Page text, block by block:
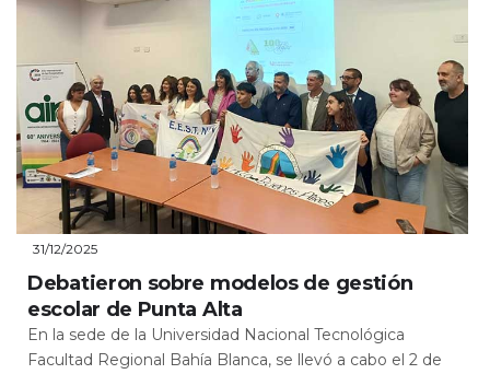
31/12/2025
Debatieron sobre modelos de gestión
escolar de Punta Alta
En la sede de la Universidad Nacional Tecnológica
Facultad Regional Bahía Blanca, se llevó a cabo el 2 de